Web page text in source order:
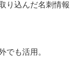
り込んだ名刺情報
でも活用。